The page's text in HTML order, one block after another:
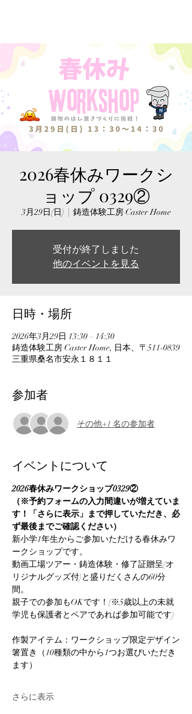
2026春休みワークシ
ョップ 0329②
3月29日(日)
  |
鋳造体験工房 Caster Home
受付が終了しました
他のイベントを見る
日時・場所
2026年3月29日 13:30 – 14:30
鋳造体験工房 Caster Home, 日本、〒511-0839
三重県桑名市安永１８１１
参加者
その他+1 名の参加者
イベントについて
2026春休みワークショップ0329②
（※予約フォームの入力間違いが増えていま
す！「さらに表示」まで押していただき、必
ず最後までご確認ください）
新小学1年生からご参加いただける春休みワ
ークショップです。
動画工場ツアー・鋳造体験・修了証贈呈(オ
リジナルグッズ付)と盛りだくさんの60分
間。
親子での参加もOKです！(※5歳以上の未就
学児も保護者とペアであれば参加可能です)
作製アイテム：ワークショップ限定デザイン
箸置き（10種類の中から1つお選びいただき
ます）
さらに表示